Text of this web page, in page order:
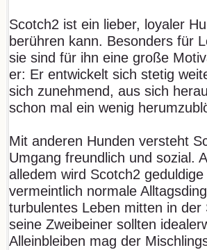
Scotch2 ist ein lieber, loyaler
berühren kann. Besonders für
sie sind für ihn eine große
er: Er entwickelt sich stetig
sich zunehmend, aus sich
schon mal ein wenig
Mit anderen Hunden versteht
Umgang freundlich und sozial.
alledem wird Scotch2
vermeintlich normale
turbulentes Leben mitten in
seine Zweibeiner sollten
Alleinbleiben mag der